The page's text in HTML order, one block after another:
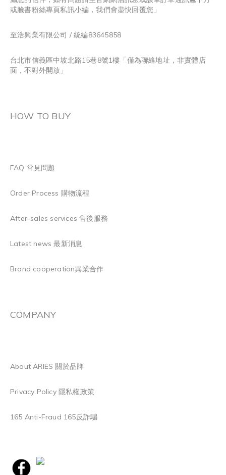
或臉書粉絲專頁私訊小編，我們會盡快回覆您」
至浩興業有限公司 / 統編83645858
台北市信義區中坡北路15巷8號1樓「僅為聯絡地址，非實體店
面，不對外開放」
HOW TO BUY
FAQ 常見問題
Order Process 購物流程
After-sales services 售後服務
Latest news 最新消息
Brand cooperation異業合作
COMPANY
About ARIES 關於品牌
Privacy Policy 隱私權政策
165 Anti-Fraud 165反詐騙